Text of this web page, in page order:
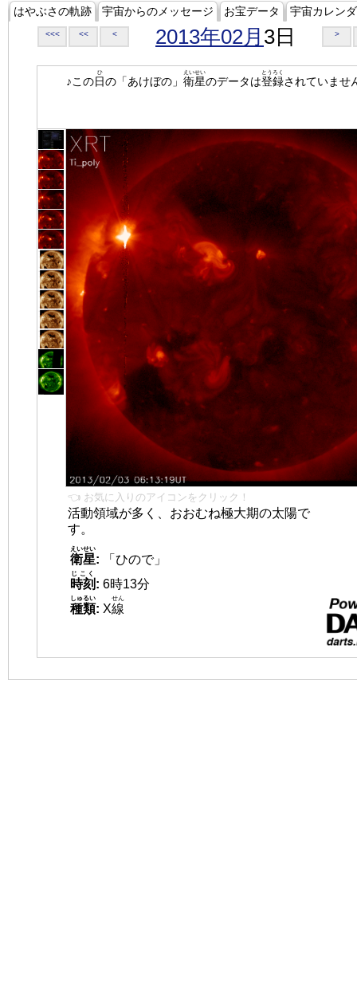
はやぶさの軌跡 宇宙からのメッセージ お宝データ 宇宙カレン
<<< << < 2013年02月 3日 >
♪この日
ひ
の「あけぼの」 衛星
えいせい
のデータは登録
とうろく
されていませ
👈 お気に入りのアイコンをクリック！
活動領域が多く、おおむね極大期の太陽で
す。
衛星
えいせい
:
「ひので」
時刻
じこく
: 6時13分
種類
しゅるい
: X線
せん